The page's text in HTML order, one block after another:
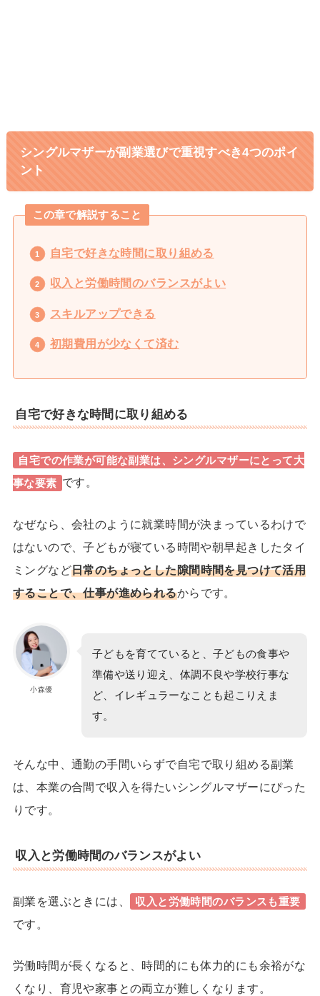
シングルマザーが副業選びで重視すべき4つのポイ
ント
この章で解説すること
自宅で好きな時間に取り組める
収入と労働時間のバランスがよい
スキルアップできる
初期費用が少なくて済む
自宅で好きな時間に取り組める
自宅での作業が可能な副業は、シングルマザーにとって大
事な要素 です。
なぜなら、会社のように就業時間が決まっているわけで
はないので、子どもが寝ている時間や朝早起きしたタイ
ミングなど日常のちょっとした隙間時間を見つけて活用
することで、仕事が進められるからです。
小森優
子どもを育てていると、子どもの食事や
準備や送り迎え、体調不良や学校行事な
ど、イレギュラーなことも起こりえま
す。
そんな中、 通勤の手間いらずで自宅で取り組める副業
は、本業の合間で収入を得たいシングルマザーにぴった
りです。
収入と労働時間のバランスがよい
副業を選ぶときには、 収入と労働時間のバランスも重要
です。
労働時間が長くなると、時間的にも体力的にも余裕がな
くなり、育児や家事との両立が難しくなります。